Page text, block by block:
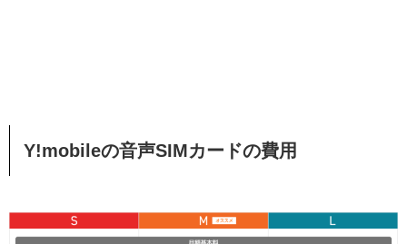
Y!mobileの音声SIMカードの費用